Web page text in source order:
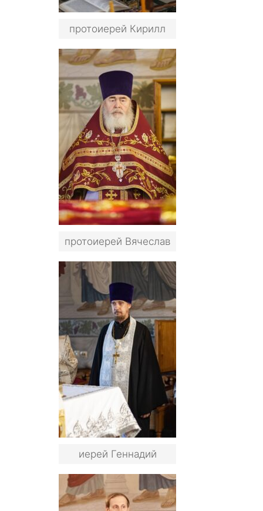
протоиерей Кирилл
протоиерей Вячеслав
иерей Геннадий